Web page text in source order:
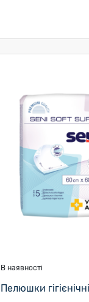
В наявності
Пелюшки